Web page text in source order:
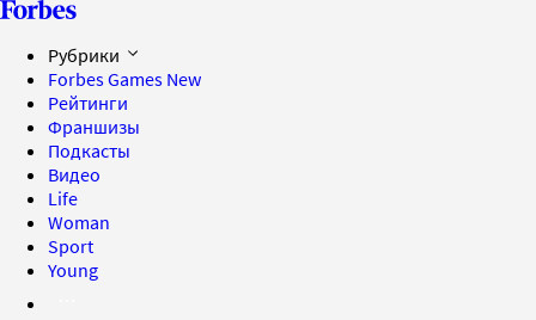
Рубрики
Forbes Games New
Рейтинги
Франшизы
Подкасты
Видео
Life
Woman
Sport
Young